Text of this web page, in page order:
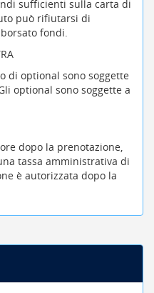
sufficienti sulla carta di
può rifiutarsi di
fondi.
di optional sono soggette
optional sono soggette a
dopo la prenotazione,
tassa amministrativa di
è autorizzata dopo la